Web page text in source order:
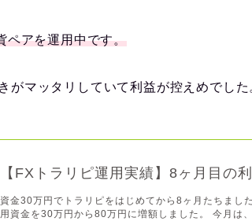
ペアを運用中です。
がマッタリしていて利益が控えめでした
【FXトラリピ運用実績】8ヶ月目の
資金30万円でトラリピをはじめてから8ヶ月たちまし
用資金を30万円から80万円に増額しました。 今月は